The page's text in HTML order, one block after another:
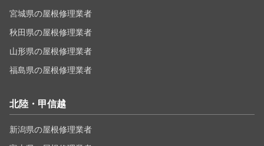
宮城県の屋根修理業者
秋田県の屋根修理業者
山形県の屋根修理業者
福島県の屋根修理業者
北陸・甲信越
新潟県の屋根修理業者